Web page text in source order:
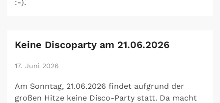
:-).
Keine Discoparty am 21.06.2026
17. Juni 2026
Am Sonntag, 21.06.2026 findet aufgrund der
großen Hitze keine Disco-Party statt. Da macht